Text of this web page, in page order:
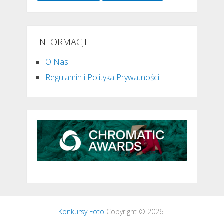
INFORMACJE
O Nas
Regulamin i Polityka Prywatności
Konkursy Foto Copyright © 2026.